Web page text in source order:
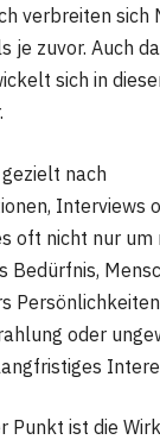
verbreiten sich
je zuvor. Auch
sich in
nach
Interviews
oft nicht nur um
Bedürfnis,
oder
Punkt ist die